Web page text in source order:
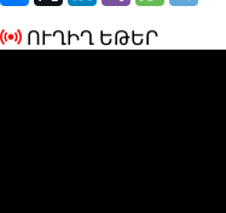
ՈՒՂԻՂ ԵԹԵՐ